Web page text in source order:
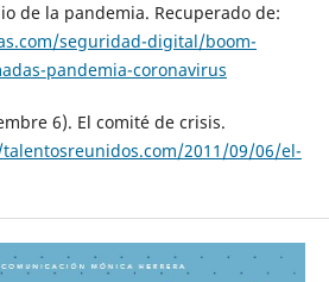
de la pandemia. Recuperado de:
seguridad-digital/boom-
pandemia-coronavirus
6). El comité de crisis.
2011/09/06/el-